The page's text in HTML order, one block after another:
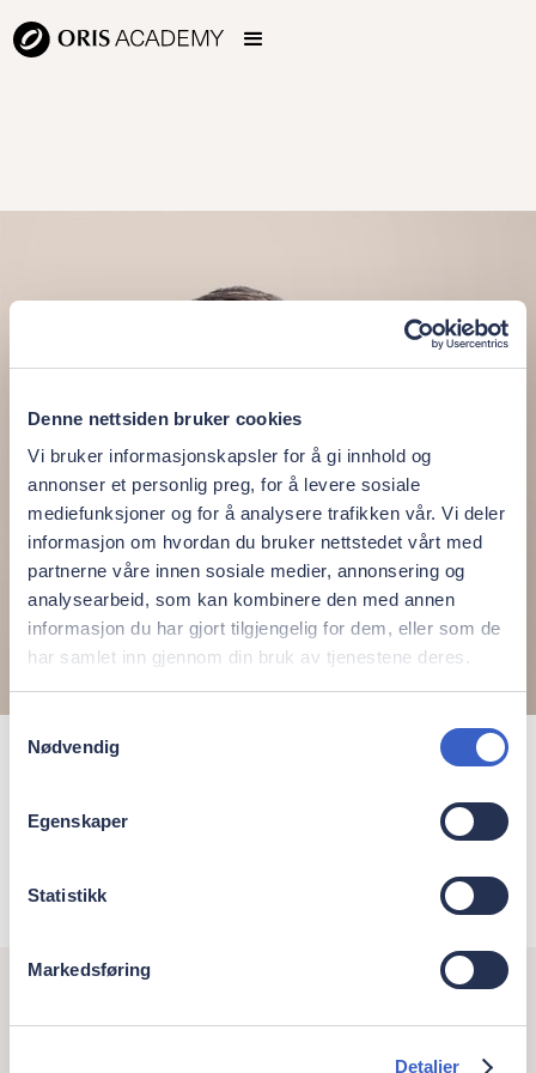
Denne nettsiden bruker cookies
Vi bruker informasjonskapsler for å gi innhold og
annonser et personlig preg, for å levere sosiale
mediefunksjoner og for å analysere trafikken vår. Vi deler
informasjon om hvordan du bruker nettstedet vårt med
partnerne våre innen sosiale medier, annonsering og
analysearbeid, som kan kombinere den med annen
informasjon du har gjort tilgjengelig for dem, eller som de
har samlet inn gjennom din bruk av tjenestene deres.
Nødvendig
Egenskaper
Statistikk
Markedsføring
Detaljer
Specialtandlæge i tand-, mund- og